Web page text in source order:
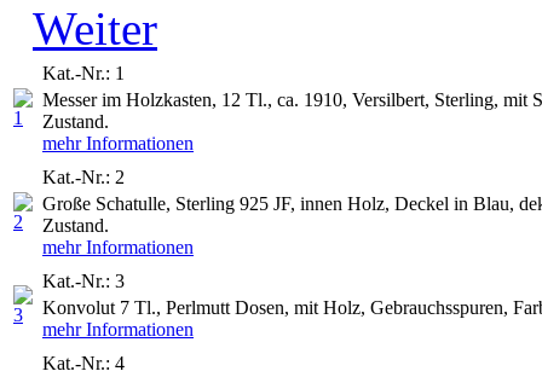
Weiter
Kat.-Nr.: 1
Messer im Holzkasten, 12 Tl., ca. 1910, Versilbert, Sterling, mit
Zustand.
mehr Informationen
Kat.-Nr.: 2
Große Schatulle, Sterling 925 JF, innen Holz, Deckel in Blau,
Zustand.
mehr Informationen
Kat.-Nr.: 3
Konvolut 7 Tl., Perlmutt Dosen, mit Holz, Gebrauchsspuren,
mehr Informationen
Kat.-Nr.: 4